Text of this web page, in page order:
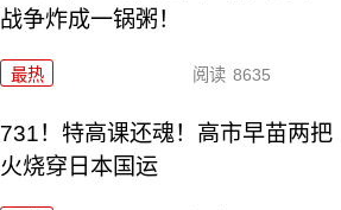
战争炸成一锅粥！
最热 阅读 8635
731！特高课还魂！高市早苗两把
火烧穿日本国运